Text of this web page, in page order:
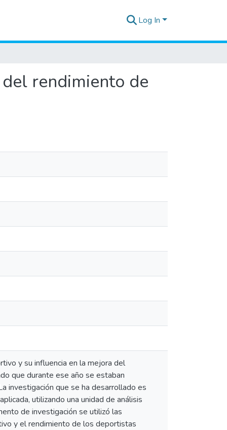
Log In
rendimiento de
y su influencia en la mejora del
que durante ese año se estaban
investigación que se ha desarrollado es
utilizando una unidad de análisis
de investigación se utilizó las
y el rendimiento de los deportistas